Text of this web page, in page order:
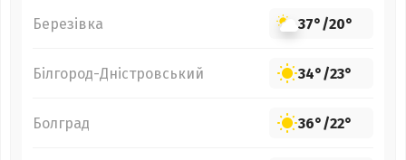
Березівка 37°/20°
Білгород-Дністровський 34°/23°
Болград 36°/22°